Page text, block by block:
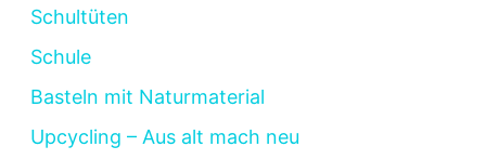
Schultüten
Schule
Basteln mit Naturmaterial
Upcycling – Aus alt mach neu